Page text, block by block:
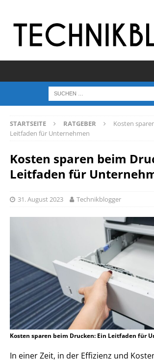
STARTSEITE RATGEBER
Kosten
Leitfaden für Unternehmen
Kosten sparen beim
Leitfaden für
31. August 2023 Technikblogger
Kosten sparen beim Drucken: Ein Leitfaden für
In einer Zeit, in der Effizienz und